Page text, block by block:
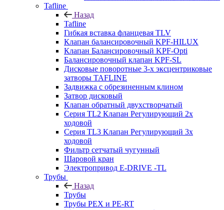
Tafline
Назад
Tafline
Гибкая вставка фланцевая TLV
Клапан балансировочный KPF-HILUX
Клапан Балансировочный KPF-Opti
Балансировочный клапан KPF-SL
Дисковые поворотные 3-х эксцентриковые
затворы TAFLINE
Задвижка с обрезиненным клином
Затвор дисковый
Клапан обратный двухстворчатый
Серия TL2 Клапан Регулирующий 2х
ходовой
Серия TL3 Клапан Регулирующий 3х
ходовой
Фильтр сетчатый чугунный
Шаровой кран
Электропривод E-DRIVE -TL
Трубы
Назад
Трубы
Трубы PEX и PE-RT